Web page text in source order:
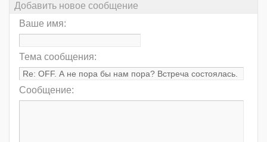
Добавить новое сообщение
Ваше имя:
Тема сообщения:
Сообщение: